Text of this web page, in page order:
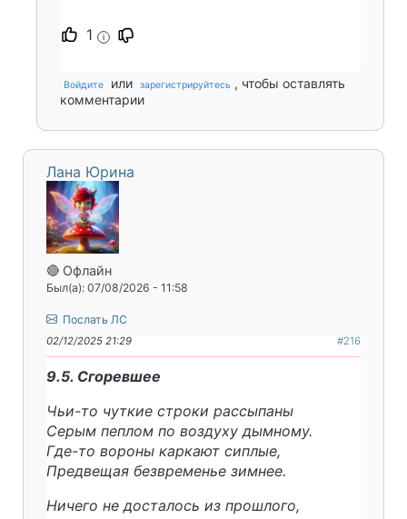
1 i
Войдите или зарегистрируйтесь , чтобы оставлять
комментарии
Лана Юрина
🔴 Офлайн
Был(а): 07/08/2026 - 11:58
Послать ЛС
02/12/2025 21:29 #216
9.5. Сгоревшее
Чьи-то чуткие строки рассыпаны
Серым пеплом по воздуху дымному.
Где-то вороны каркают сиплые,
Предвещая безвременье зимнее.
Ничего не досталось из прошлого,